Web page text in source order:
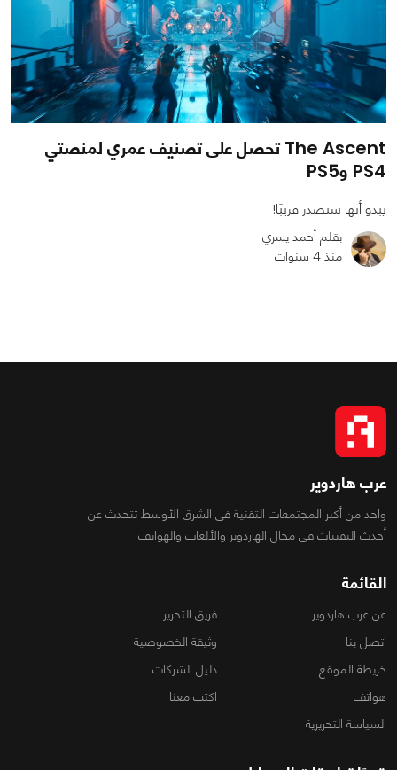
The Ascent تحصل على تصنيف عمري لمنصتي
PS4 وPS5
يبدو أنها ستصدر قريبًا!
بقلم أحمد يسري
منذ 4 سنوات
عرب هاردوير
واحد من أكبر المجتمعات التقنية فى الشرق الأوسط تتحدث عن
أحدث التقنيات فى مجال الهاردوير والألعاب والهواتف
القائمة
عن عرب هاردوير
فريق التحرير
اتصل بنا
وثيقة الخصوصية
خريطة الموقع
دليل الشركات
هواتف
اكتب معنا
السياسة التحريرية